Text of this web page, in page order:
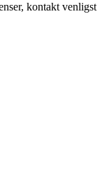
kontakt venligst